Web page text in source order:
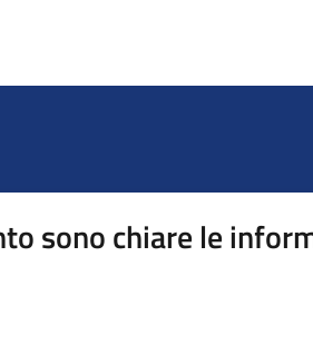
sono chiare le